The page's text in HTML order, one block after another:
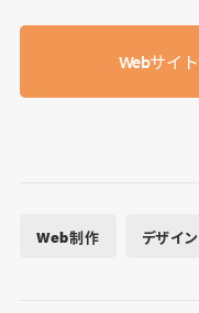
Webサイ
Web制作 デザイン